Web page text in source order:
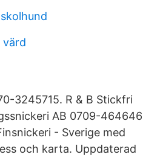
värd
3245715. R & B Stickfri
AB 0709-464646
- Sverige med
och karta. Uppdaterad